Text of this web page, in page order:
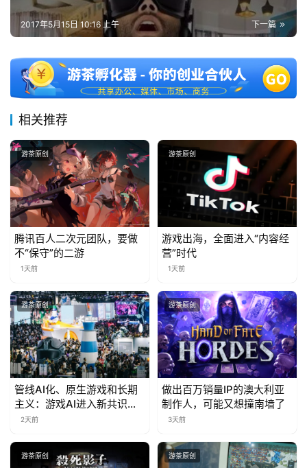
下一篇
2017年5月15日 10:16 上午
相关推荐
游茶原创
腾讯百人二次元团队，要做
不“保守”的二游
1天前
游茶原创
游戏出海，全面进入“内容经
营”时代
1天前
游茶原创
管线AI化、原生游戏和长期
主义：游戏AI进入新共识时
代2天前
游茶原创
做出百万销量IP的澳大利亚
制作人，可能又想撞南墙了
3天前
游茶原创 游茶原创